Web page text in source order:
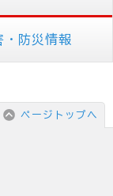
・防災情報
ページトップへ